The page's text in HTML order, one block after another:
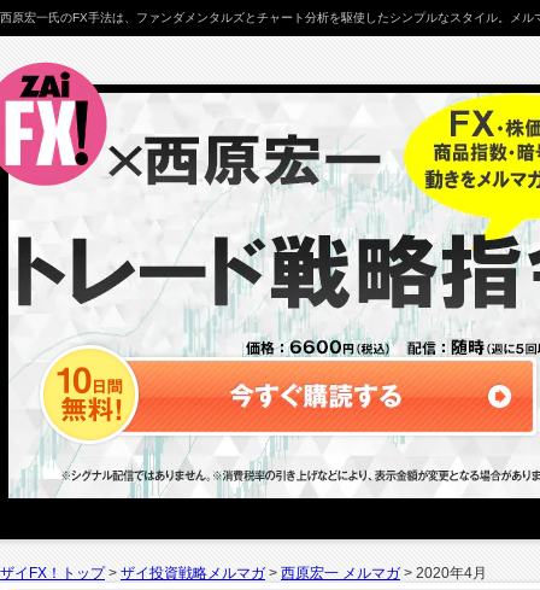
西原宏一氏のFX手法は、ファンダメンタルズとチャート分析を駆使したシンプルなスタイル。メ
ザイFX！トップ> ザイ投資戦略メルマガ > 西原宏一 メルマガ > 2020年4月